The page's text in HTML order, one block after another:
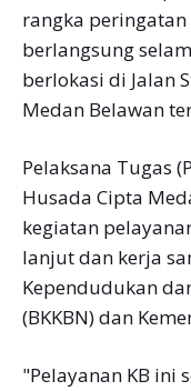
rangka
berlangsung
berlokasi di Jalan
Medan Belawan
Pelaksana Tugas
Husada Cipta
kegiatan
lanjut dan kerja
Kependudukan
(BKKBN) dan
"Pelayanan KB ini